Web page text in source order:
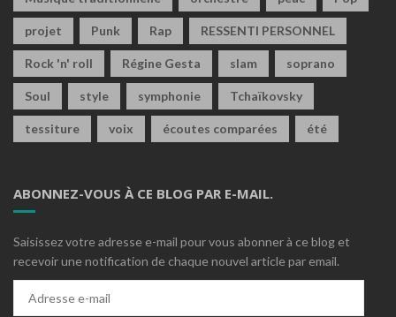
projet Punk Rap RESSENTI PERSONNEL
Rock 'n' roll Régine Gesta slam soprano
Soul style symphonie Tchaïkovsky
tessiture voix écoutes comparées été
ABONNEZ-VOUS À CE BLOG PAR E-MAIL.
Saisissez votre adresse e-mail pour vous abonner à ce blog et
recevoir une notification de chaque nouvel article par email.